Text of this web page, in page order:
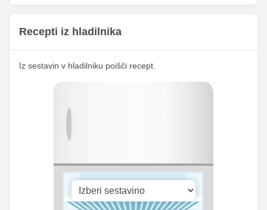
mg
Kalij 768.25 mg
680.99
iu
3192.5 iu
0 mg
0 mg
Recepti iz hladilnika
Iz sestavin v hladilniku poišči recept.